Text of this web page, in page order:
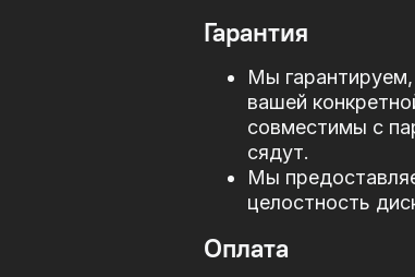
Гарантия
Мы
вашей
совместимы с
сядут.
Мы
целостность
Оплата